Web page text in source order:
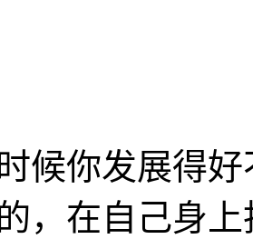
候你发展得
，在自己身